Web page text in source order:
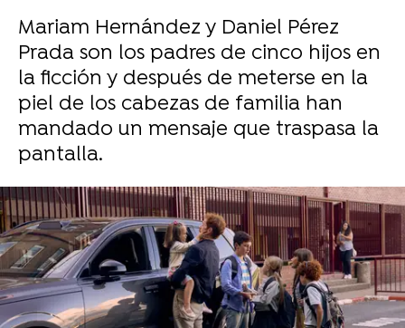
Mariam Hernández y Daniel Pérez
Prada son los padres de cinco hijos en
la ficción y después de meterse en la
piel de los cabezas de familia han
mandado un mensaje que traspasa la
pantalla.
Victoria Esquilas